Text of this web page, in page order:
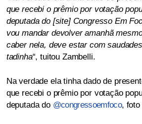
que recebi o prêmio por votação
deputada do [site] Congresso Em
vou mandar devolver amanhã
caber nela, deve estar com
tadinha“, tuitou Zambelli.
Na verdade ela tinha dado de
que recebi o prêmio por votação
deputada do @congressoemfoco, foto